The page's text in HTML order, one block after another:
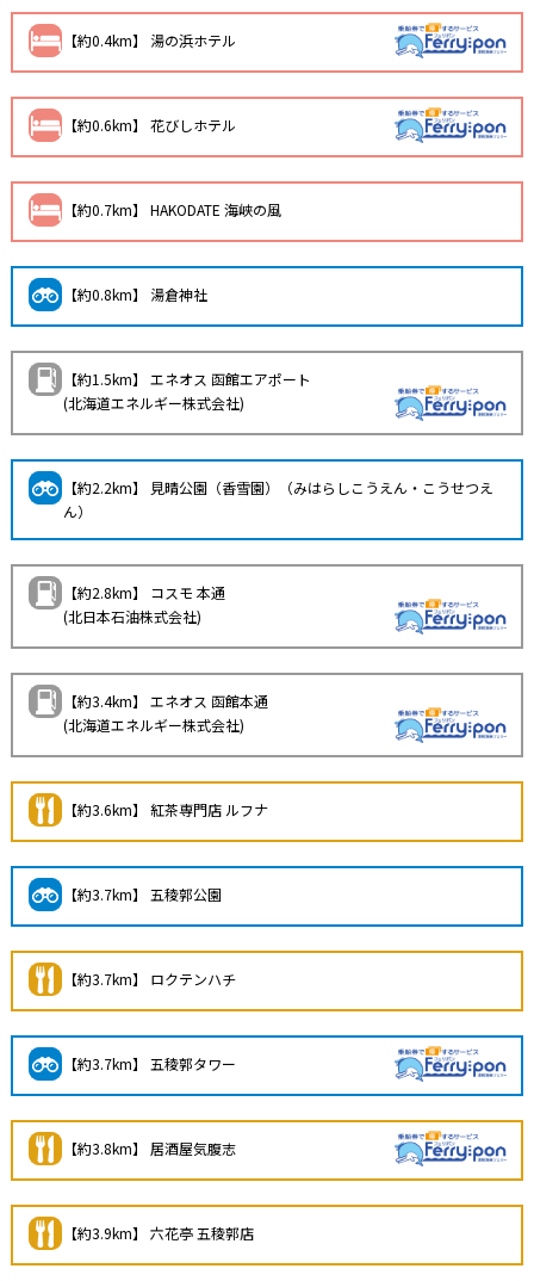
【約0.4km】 湯の浜ホテル
【約0.6km】 花びしホテル
【約0.7km】 HAKODATE 海峡の風
【約0.8km】 湯倉神社
【約1.5km】 エネオス 函館エアポート
(北海道エネルギー株式会社)
【約2.2km】 見晴公園（香雪園）（みはらしこうえん・こうせつえ
ん）
【約2.8km】 コスモ 本通
(北日本石油株式会社)
【約3.4km】 エネオス 函館本通
(北海道エネルギー株式会社)
【約3.6km】 紅茶専門店 ルフナ
【約3.7km】 五稜郭公園
【約3.7km】 ロクテンハチ
【約3.7km】 五稜郭タワー
【約3.8km】 居酒屋気腹志
【約3.9km】 六花亭 五稜郭店